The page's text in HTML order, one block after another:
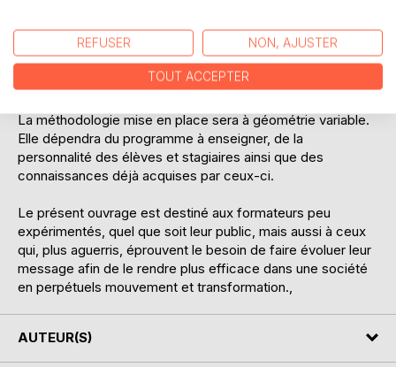
A ces trois outils basiques, chaque enseignant, formateur,
coach en ajoutera deux ou trois autres parmi la douzaine
mentionnée dans un autre ouvrage du même auteur paru
chez BOD : "Le coaching scolaire - pédagogie et outils".
La méthodologie mise en place sera à géométrie variable.
Elle dépendra du programme à enseigner, de la
personnalité des élèves et stagiaires ainsi que des
connaissances déjà acquises par ceux-ci.
Le présent ouvrage est destiné aux formateurs peu
expérimentés, quel que soit leur public, mais aussi à ceux
qui, plus aguerris, éprouvent le besoin de faire évoluer leur
message afin de le rendre plus efficace dans une société
en perpétuels mouvement et transformation.,
AUTEUR(S)
REFUSER NON, AJUSTER
TOUT ACCEPTER